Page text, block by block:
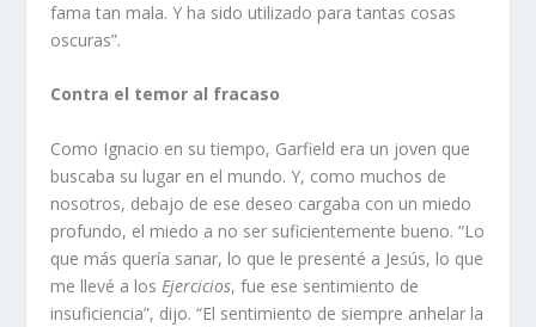
fama tan mala. Y ha sido utilizado para tantas cosas
oscuras”.
Contra el temor al fracaso
Como Ignacio en su tiempo, Garfield era un joven que
buscaba su lugar en el mundo. Y, como muchos de
nosotros, debajo de ese deseo cargaba con un miedo
profundo, el miedo a no ser suficientemente bueno. “Lo
que más quería sanar, lo que le presenté a Jesús, lo que
me llevé a losEjercicios, fue ese sentimiento de
insuficiencia”, dijo. “El sentimiento de siempre anhelar la